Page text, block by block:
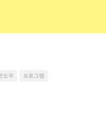
도우 프로그램